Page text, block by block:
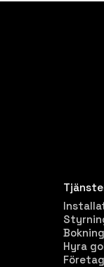
Hyra